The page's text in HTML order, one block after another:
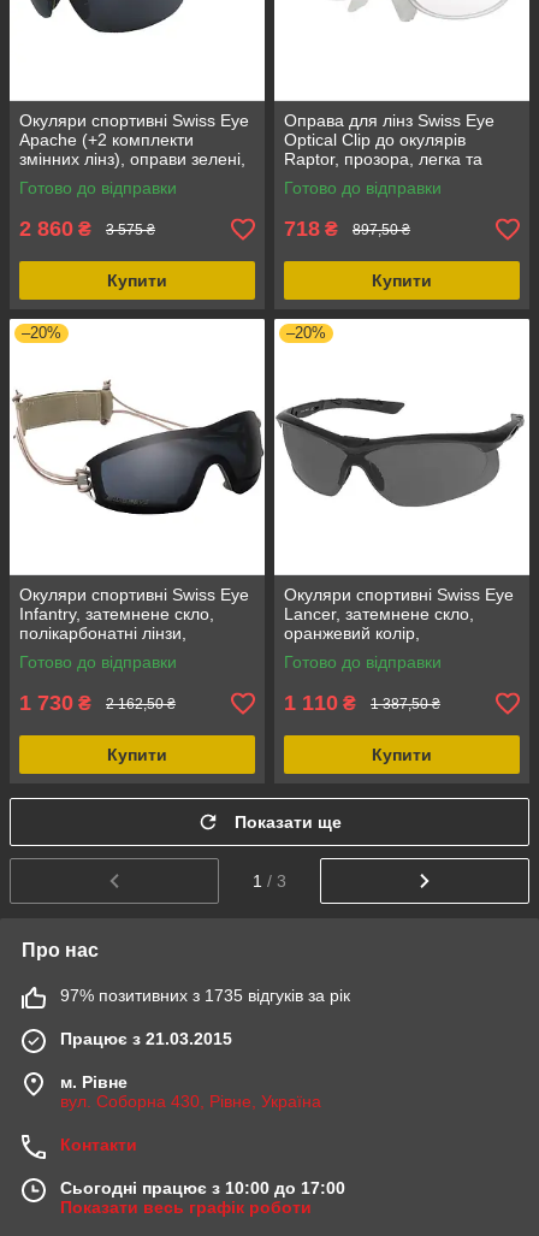
Окуляри спортивні Swiss Eye
Apache (+2 комплекти
змінних лінз), оправи зелені,
небиткі лінзи, 100% захист від
UV
Готово до відправки
2 860 ₴ 3 575 ₴
Купити
Оправа для лінз Swiss Eye
Optical Clip до окулярів
Raptor, прозора, легка та
універсальна для підбору
лінз, знімний адаптер
Готово до відправки
718 ₴ 897,50 ₴
Купити
–20%
Окуляри спортивні Swiss Eye
Infantry, затемнене скло,
полікарбонатні лінзи,
регульоване застібка, захист
від UV
Готово до відправки
1 730 ₴ 2 162,50 ₴
Купити
–20%
Окуляри спортивні Swiss Eye
Lancer, затемнене скло,
оранжевий колір,
полікарбонатні лінзи,
ергономічна форма
Готово до відправки
1 110 ₴ 1 387,50 ₴
Купити
Показати ще
1 / 3
Про нас
97% позитивних з 1735 відгуків за рік
Працює з 21.03.2015
м. Рівне
вул. Соборна 430, Рівне, Україна
Контакти
Сьогодні працює з 10:00 до 17:00
Показати весь графік роботи